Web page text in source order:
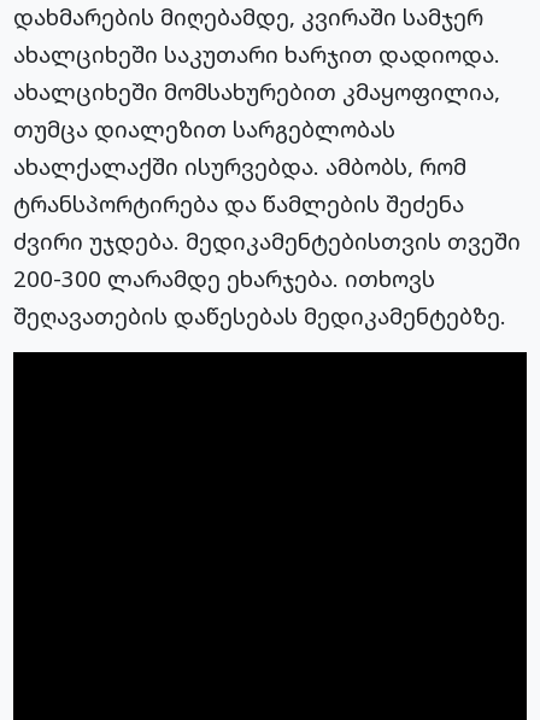
დახმარების მიღებამდე, კვირაში სამჯერ
ახალციხეში საკუთარი ხარჯით დადიოდა.
ახალციხეში მომსახურებით კმაყოფილია,
თუმცა დიალეზით სარგებლობას
ახალქალაქში ისურვებდა. ამბობს, რომ
ტრანსპორტირება და წამლების შეძენა
ძვირი უჯდება. მედიკამენტებისთვის თვეში
200-300 ლარამდე ეხარჯება. ითხოვს
შეღავათების დაწესებას მედიკამენტებზე.